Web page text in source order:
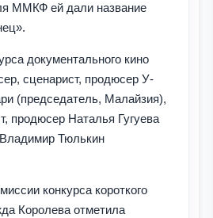
ММКФ ей дали название
документального кино
сценарист, продюсер У-
(председатель, Малайзия),
продюсер Наталья Гугуева
Тюлькин
конкурса короткого
Королева отметила